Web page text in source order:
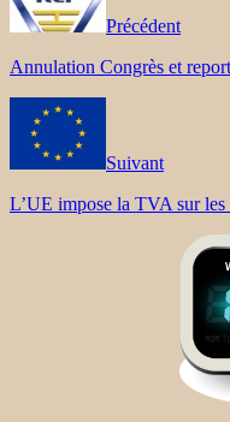
Précédent
Annulation Congrès et
Suivant
L’UE impose la TVA sur